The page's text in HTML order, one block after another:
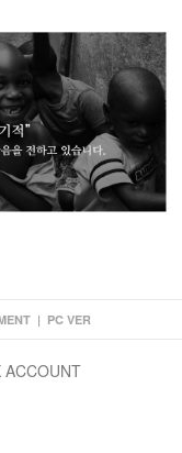
| PC VER
ACCOUNT